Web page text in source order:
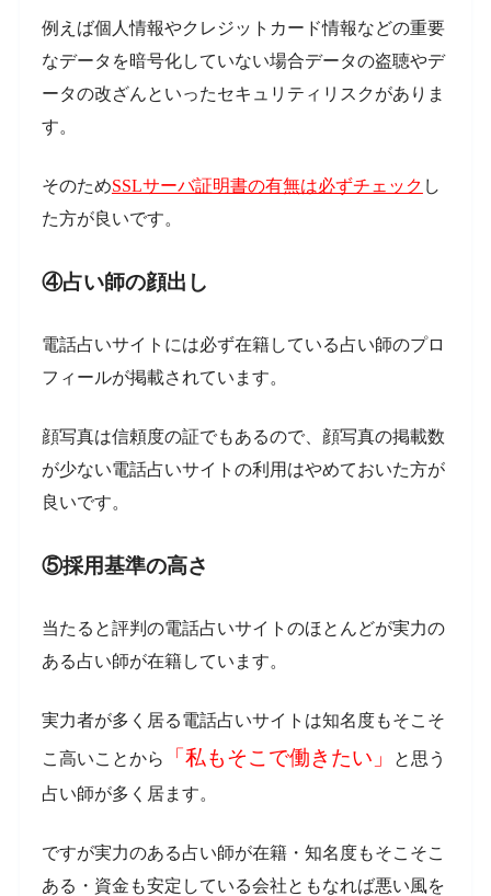
例えば個人情報やクレジットカード情報などの重要
なデータを暗号化していない場合データの盗聴やデ
ータの改ざんといったセキュリティリスクがありま
す。
そのためSSLサーバ証明書の有無は必ずチェック し
た方が良いです。
④占い師の顔出し
電話占いサイトには必ず在籍している占い師のプロ
フィールが掲載されています。
顔写真は信頼度の証でもあるので、顔写真の掲載数
が少ない電話占いサイトの利用はやめておいた方が
良いです。
⑤採用基準の高さ
当たると評判の電話占いサイトのほとんどが実力の
ある占い師が在籍しています。
実力者が多く居る電話占いサイトは知名度もそこそ
こ高いことから 「私もそこで働きたい」
と思う
占い師が多く居ます。
ですが実力のある占い師が在籍・知名度もそこそこ
ある・資金も安定している会社ともなれば悪い風を